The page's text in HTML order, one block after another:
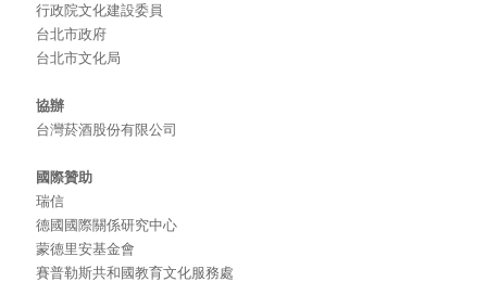
行政院文化建設委員
台北市政府
台北市文化局
協辦
台灣菸酒股份有限公司
國際贊助
瑞信
德國國際關係研究中心
蒙德里安基金會
賽普勒斯共和國教育文化服務處